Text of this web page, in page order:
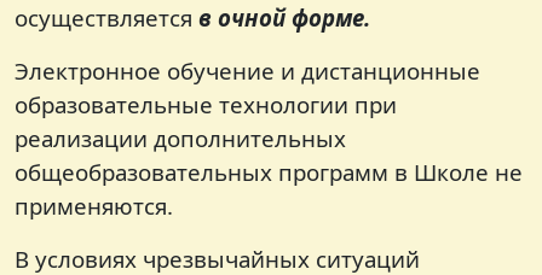
осуществляется в очной форме.
Электронное обучение и дистанционные
образовательные технологии при
реализации дополнительных
общеобразовательных программ в Школе не
применяются.
В условиях чрезвычайных ситуаций